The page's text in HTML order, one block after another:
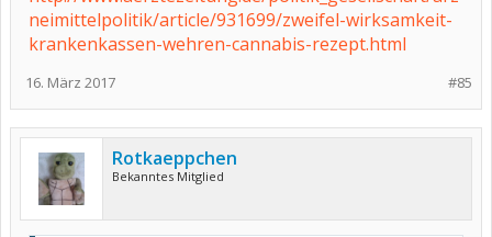
neimittelpolitik/article/931699/zweifel-wirksamkeit-
krankenkassen-wehren-cannabis-rezept.html
#85
16. März 2017
Rotkaeppchen
Bekanntes Mitglied